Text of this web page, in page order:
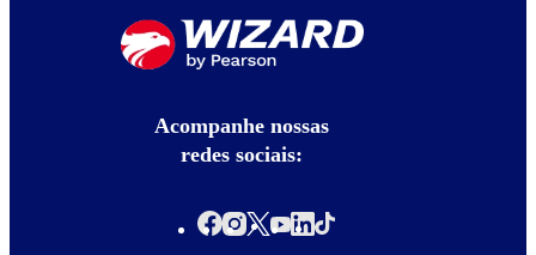
Acompanhe nossas
redes sociais: